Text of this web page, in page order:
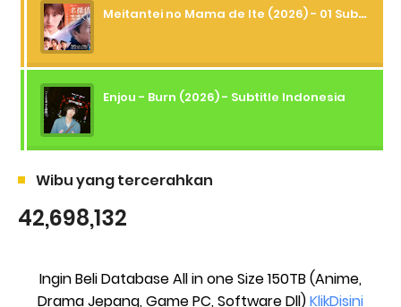
Meitantei no Mama de Ite (2026) - 01 Subtitle Indonesia
Enjou - Burn (2026) - Subtitle Indonesia
Wibu yang tercerahkan
42,698,132
Ingin Beli Database All in one Size 150TB (Anime,
Drama Jepang, Game PC, Software Dll)KlikDisini